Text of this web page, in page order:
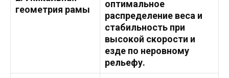
геометрия рамы
оптимальное
распределение веса и
стабильность при
высокой скорости и
езде по неровному
рельефу.